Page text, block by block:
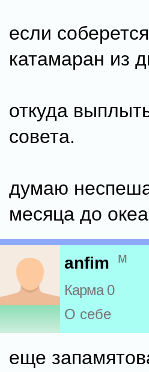
если
катамаран из
откуда
совета.
думаю
месяца до
anfim м
Карма 0
О себе
еще